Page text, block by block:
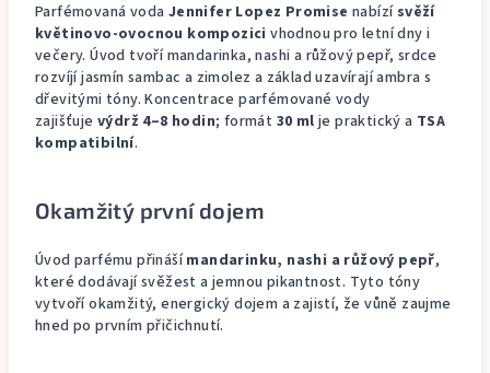
Parfémovaná voda Jennifer Lopez Promise nabízísvěží
květinovo‑ovocnou kompozici vhodnou pro letní dny i
večery. Úvod tvoří mandarinka, nashi a růžový pepř, srdce
rozvíjí jasmín sambac a zimolez a základ uzavírají ambra s
dřevitými tóny. Koncentrace parfémované vody
zajišťuje výdrž 4–8 hodin; formát 30 ml je praktický a TSA
kompatibilní.
Okamžitý první dojem
Úvod parfému přinášímandarinku, nashi a růžový pepř,
které dodávají svěžest a jemnou pikantnost. Tyto tóny
vytvoří okamžitý, energický dojem a zajistí, že vůně zaujme
hned po prvním přičichnutí.